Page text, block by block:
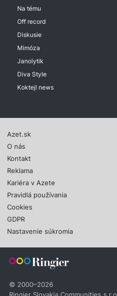
Na tému
Off record
Diskusie
Mimóza
Janolytik
Diva Style
Koktejl news
Azet.sk
O nás
Kontakt
Reklama
Kariéra v Azete
Pravidlá používania
Cookies
GDPR
Nastavenie súkromia
© 2000–2026